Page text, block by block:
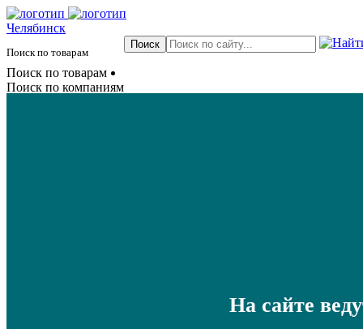
Челябинск
Поиск по товарам
Поиск по товарам
Поиск по компаниям
На сайте